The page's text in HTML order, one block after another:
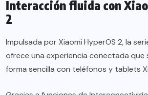
Interacción fluida con
2
Impulsada por Xiaomi HyperOS 2, la
ofrece una experiencia conectada que
forma sencilla con teléfonos y tablets